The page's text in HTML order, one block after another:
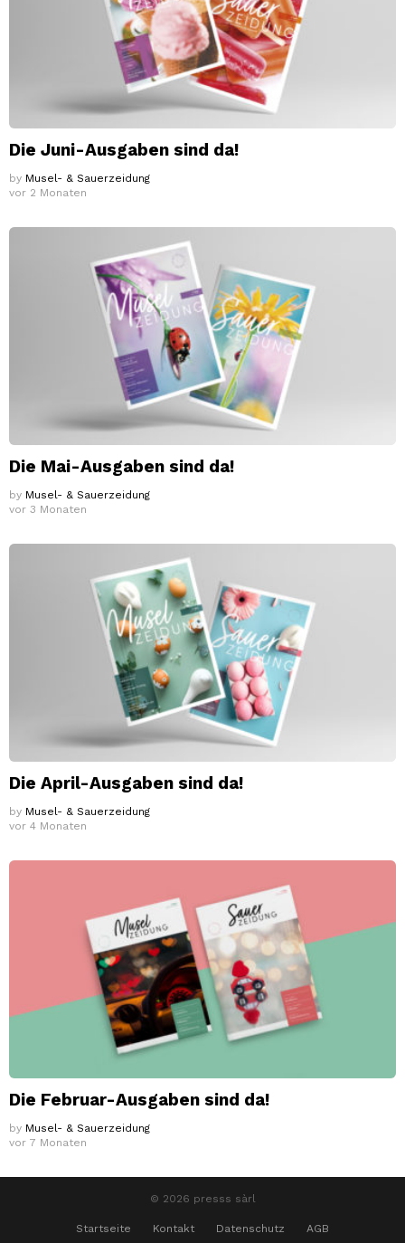
Die Juni-Ausgaben sind da!
by Musel- & Sauerzeidung
vor 2 Monaten
Die Mai-Ausgaben sind da!
by Musel- & Sauerzeidung
vor 3 Monaten
Die April-Ausgaben sind da!
by Musel- & Sauerzeidung
vor 4 Monaten
Die Februar-Ausgaben sind da!
by Musel- & Sauerzeidung
vor 7 Monaten
© 2026 presss sàrl
Startseite Kontakt Datenschutz AGB